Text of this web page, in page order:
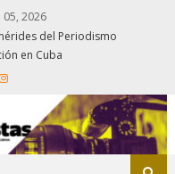
2026
del Periodismo
en Cuba